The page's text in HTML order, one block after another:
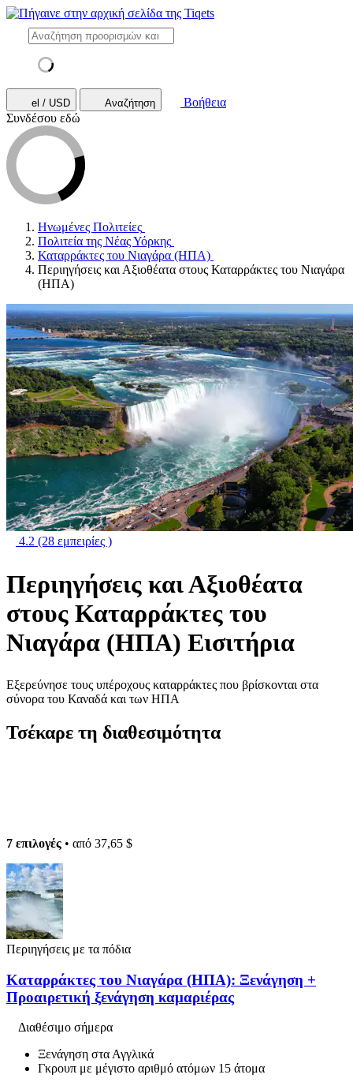
el / USD Αναζήτηση
Βοήθεια
Συνδέσου εδώ
Ηνωμένες Πολιτείες
Πολιτεία της Νέας Υόρκης
Καταρράκτες του Νιαγάρα (ΗΠΑ)
Περιηγήσεις και Αξιοθέατα στους Καταρράκτες του Νιαγάρα
(ΗΠΑ)
4.2 (28 εμπειρίες )
Περιηγήσεις και Αξιοθέατα
στους Καταρράκτες του
Νιαγάρα (ΗΠΑ) Εισιτήρια
Εξερεύνησε τους υπέροχους καταρράκτες που βρίσκονται στα
σύνορα του Καναδά και των ΗΠΑ
Τσέκαρε τη διαθεσιμότητα
7 επιλογές • από 37,65 $
Περιηγήσεις με τα πόδια
Καταρράκτες του Νιαγάρα (ΗΠΑ): Ξενάγηση +
Προαιρετική ξενάγηση καμαριέρας
Διαθέσιμο σήμερα
Ξενάγηση στα Αγγλικά
Γκρουπ με μέγιστο αριθμό ατόμων 15 άτομα